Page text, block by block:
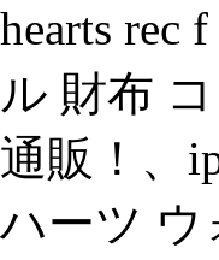
hearts rec
ル 財布
通販！、
ハーツ